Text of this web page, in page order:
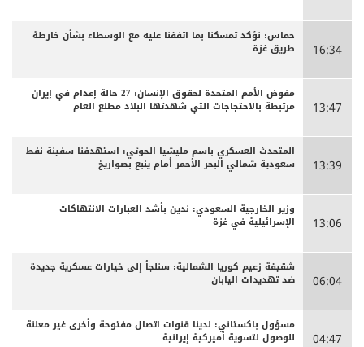
16:34
حماس: نؤكد تمسكنا بما اتفقنا عليه مع الوسطاء بشأن خارطة
طريق غزة
13:47
مفوض الأمم المتحدة لحقوق الإنسان: 27 حالة إعدام في إيران
مرتبطة بالاحتجاجات التي شهدتها البلاد مطلع العام
13:39
المتحدث العسكري باسم مليشيا الحوثي: استهدفنا سفينة نفط
سعودية شمالي البحر الأحمر أمام ينبع بصواريخ
13:06
وزير الخارجية السعودي: ندين بأشد العبارات الانتهاكات
الإسرائيلية في غزة
06:04
شقيقة زعيم كوريا الشمالية: سنلجأ إلى خيارات عسكرية جديدة
ضد تهديدات اليابان
04:47
مسؤول باكستاني: لدينا قنوات اتصال مفتوحة وأخرى غير معلنة
للوصول لتسوية أميركية إيرانية